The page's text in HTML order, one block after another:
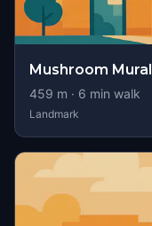
Mushroom Mural
459 m · 6 min walk
Landmark